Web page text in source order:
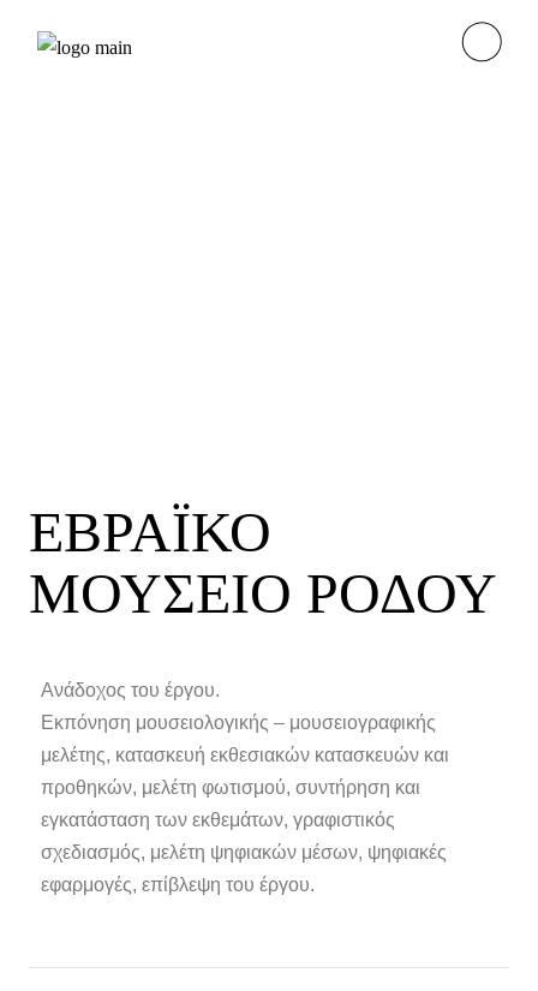
ΕΒΡΑΪΚΟ
ΜΟΥΣΕΙΟ ΡΟΔΟΥ
Ανάδοχος του έργου.
Εκπόνηση μουσειολογικής – μουσειογραφικής
μελέτης, κατασκευή εκθεσιακών κατασκευών και
προθηκών, μελέτη φωτισμού, συντήρηση και
εγκατάσταση των εκθεμάτων, γραφιστικός
σχεδιασμός, μελέτη ψηφιακών μέσων, ψηφιακές
εφαρμογές, επίβλεψη του έργου.